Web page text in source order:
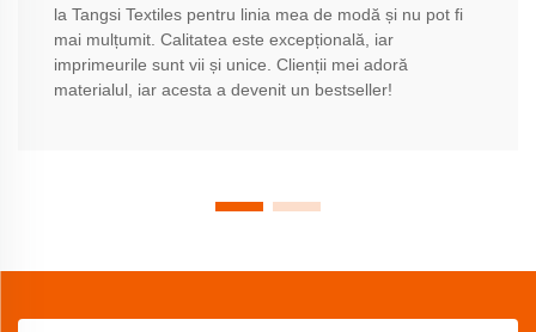
la Tangsi Textiles pentru linia mea de modă și nu pot fi
mai mulțumit. Calitatea este excepțională, iar
imprimeurile sunt vii și unice. Clienții mei adoră
materialul, iar acesta a devenit un bestseller!